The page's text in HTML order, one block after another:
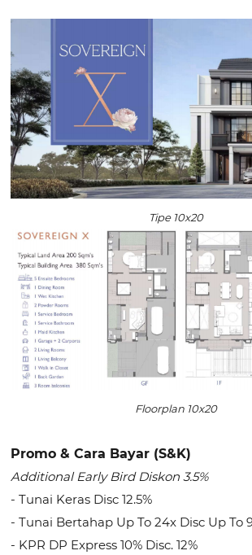
Tipe 10x20
Floorplan 10x20
Promo & Cara Bayar (S&K)
Additional Early Bird Diskon 3.5%
- Tunai Keras Disc 12.5%
- Tunai Bertahap Up To 24x Disc Up To
- KPR DP Express 10% Disc. 12%